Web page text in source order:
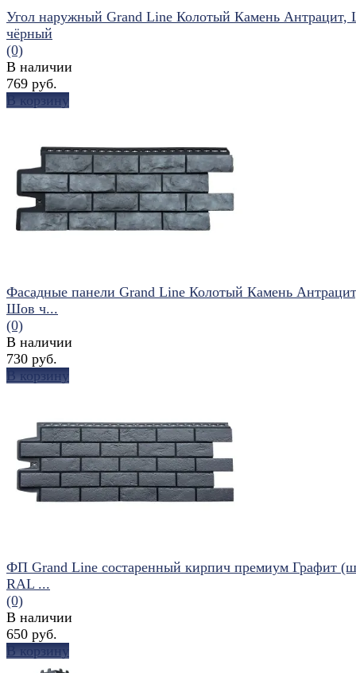
избранное сравнить
Угол наружный Grand Line Колотый Камень Антрацит,
чёрный
(0)
В наличии
769 руб.
В корзину
избранное сравнить
Фасадные панели Grand Line Колотый Камень
Шов ч...
(0)
В наличии
730 руб.
В корзину
ФП Grand Line состаренный кирпич премиум Графит
RAL ...
(0)
В наличии
650 руб.
В корзину